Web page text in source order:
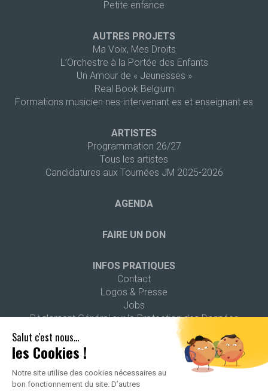
Salut c'est nous...
les Cookies !
Notre site utilise des cookies nécessaires au
bon fonctionnement du site. D’autres
Petite enfance
AUTRES PROJETS
Ma Voix, Mes Droits
L’Orchestre à la Portée des Enfants
Un Amour de « Jeunesses »
Real Book Belgium
Formations musicien·nes-intervenant·es et enseignant·es
ARTISTES
Programmation 26/27
Tous les artistes
Candidatures aux Tournées JM 2025-2026
AGENDA
FAIRE UN DON
INFOS PRATIQUES
Contact
Logos & Presse
Jobs
Règlement Général sur la Protection des Données
2026 ALL RIGHTS RESERVED -POLITIQUE DE CONFIDENTIALITÉ